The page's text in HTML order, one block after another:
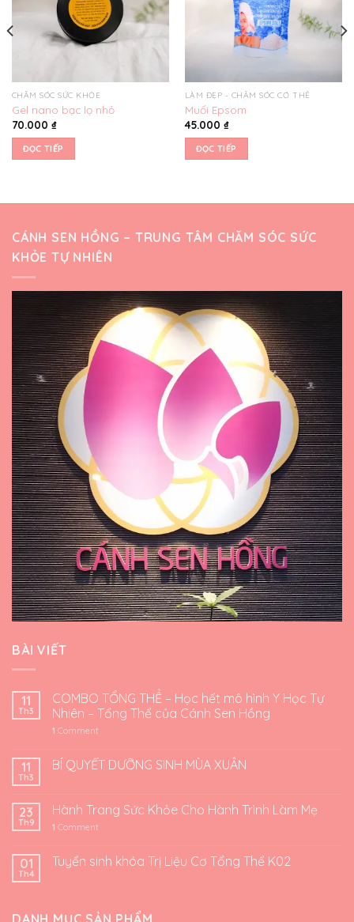
CHĂM SÓC SỨC KHỎE
Gel nano bạc lọ nhỏ
70.000 ₫
ĐỌC TIẾP
LÀM ĐẸP - CHĂM SÓC CƠ THỂ
Muối Epsom
45.000 ₫
ĐỌC TIẾP
CÁNH SEN HỒNG – TRUNG TÂM CHĂM SÓC SỨC
KHỎE TỰ NHIÊN
BÀI VIẾT
11
Th3
COMBO TỔNG THỂ – Học hết mô hình Y Học Tự
Nhiên – Tổng Thể của Cánh Sen Hồng
1 Comment
11
Th3
BÍ QUYẾT DƯỠNG SINH MÙA XUÂN
23
Th9
Hành Trang Sức Khỏe Cho Hành Trình Làm Mẹ
1 Comment
01
Th4
Tuyển sinh khóa Trị Liệu Cơ Tổng Thể K02